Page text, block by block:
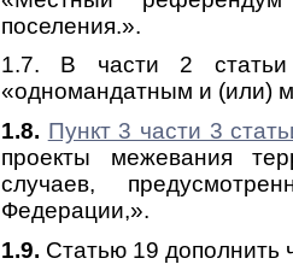
поселения.».
1.7. В части 2 статьи
«одномандатным и (или)
1.8. Пункт 3 части 3
проекты межевания
случаев,
Федерации,».
1.9. Статью 19 дополнить